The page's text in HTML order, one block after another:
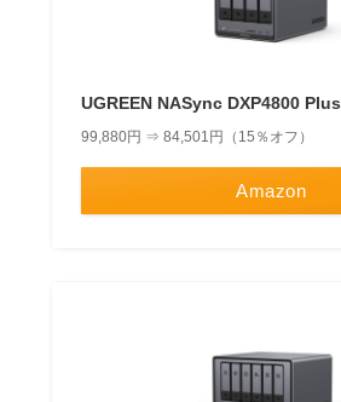
UGREEN NASync DXP4800 Plus
99,880円 ⇒ 84,501円（15％オフ）
Amazon